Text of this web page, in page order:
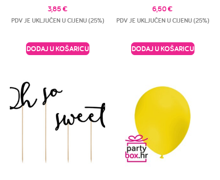
3,85 €
PDV JE UKLJUČEN U CIJENU (25%)
DODAJ U KOŠARICU
6,50€
PDV JE UKLJUČEN U CIJENU (25%)
DODAJ U KOŠARICU